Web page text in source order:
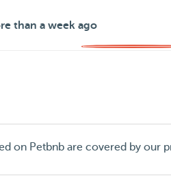
than a week ago
on Petbnb are covered by our